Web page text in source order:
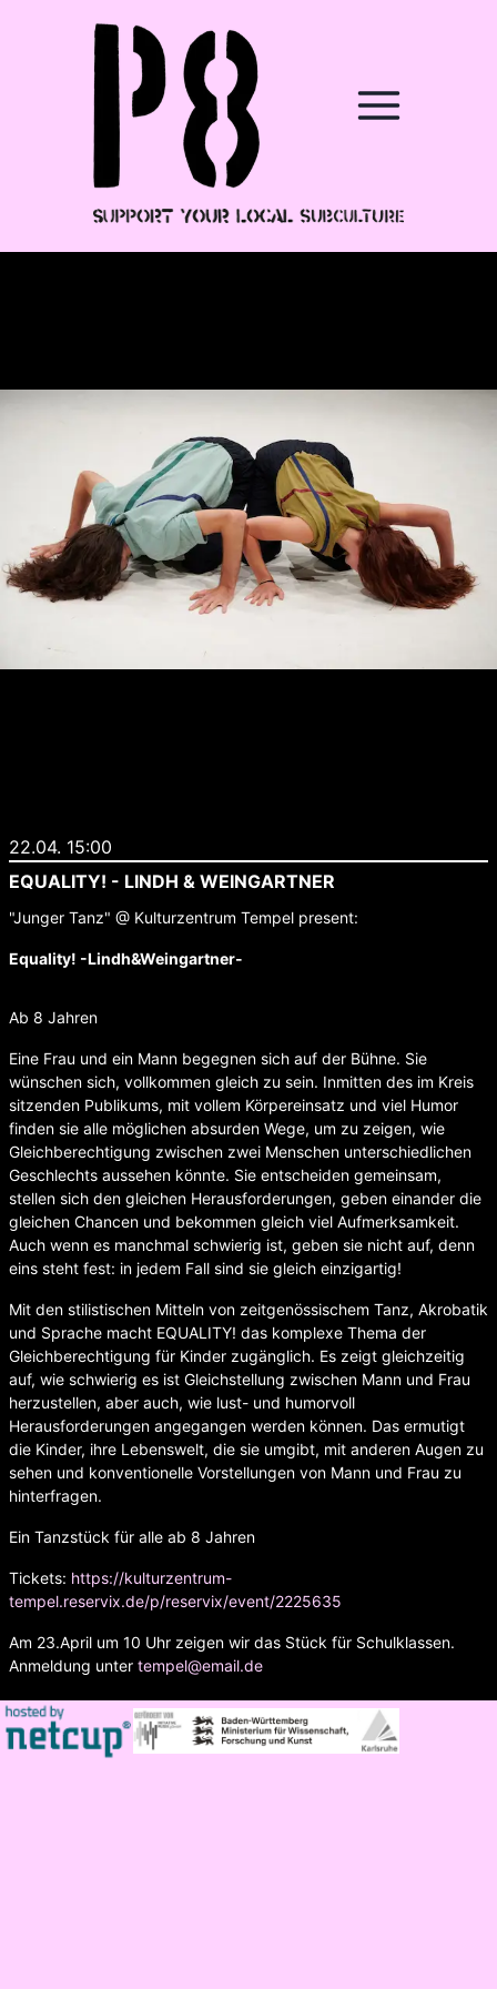
22.04. 15:00
EQUALITY! - LINDH & WEINGARTNER
"Junger Tanz" @ Kulturzentrum Tempel present:
Equality! -Lindh&Weingartner-
Ab 8 Jahren
Eine Frau und ein Mann begegnen sich auf der Bühne. Sie
wünschen sich, vollkommen gleich zu sein. Inmitten des im Kreis
sitzenden Publikums, mit vollem Körpereinsatz und viel Humor
finden sie alle möglichen absurden Wege, um zu zeigen, wie
Gleichberechtigung zwischen zwei Menschen unterschiedlichen
Geschlechts aussehen könnte. Sie entscheiden gemeinsam,
stellen sich den gleichen Herausforderungen, geben einander die
gleichen Chancen und bekommen gleich viel Aufmerksamkeit.
Auch wenn es manchmal schwierig ist, geben sie nicht auf, denn
eins steht fest: in jedem Fall sind sie gleich einzigartig!
Mit den stilistischen Mitteln von zeitgenössischem Tanz, Akrobatik
und Sprache macht EQUALITY! das komplexe Thema der
Gleichberechtigung für Kinder zugänglich. Es zeigt gleichzeitig
auf, wie schwierig es ist Gleichstellung zwischen Mann und Frau
herzustellen, aber auch, wie lust- und humorvoll
Herausforderungen angegangen werden können. Das ermutigt
die Kinder, ihre Lebenswelt, die sie umgibt, mit anderen Augen zu
sehen und konventionelle Vorstellungen von Mann und Frau zu
hinterfragen.
Ein Tanzstück für alle ab 8 Jahren
Tickets: https://kulturzentrum-
tempel.reservix.de/p/reservix/event/2225635
Am 23.April um 10 Uhr zeigen wir das Stück für Schulklassen.
Anmeldung unter tempel@email.de